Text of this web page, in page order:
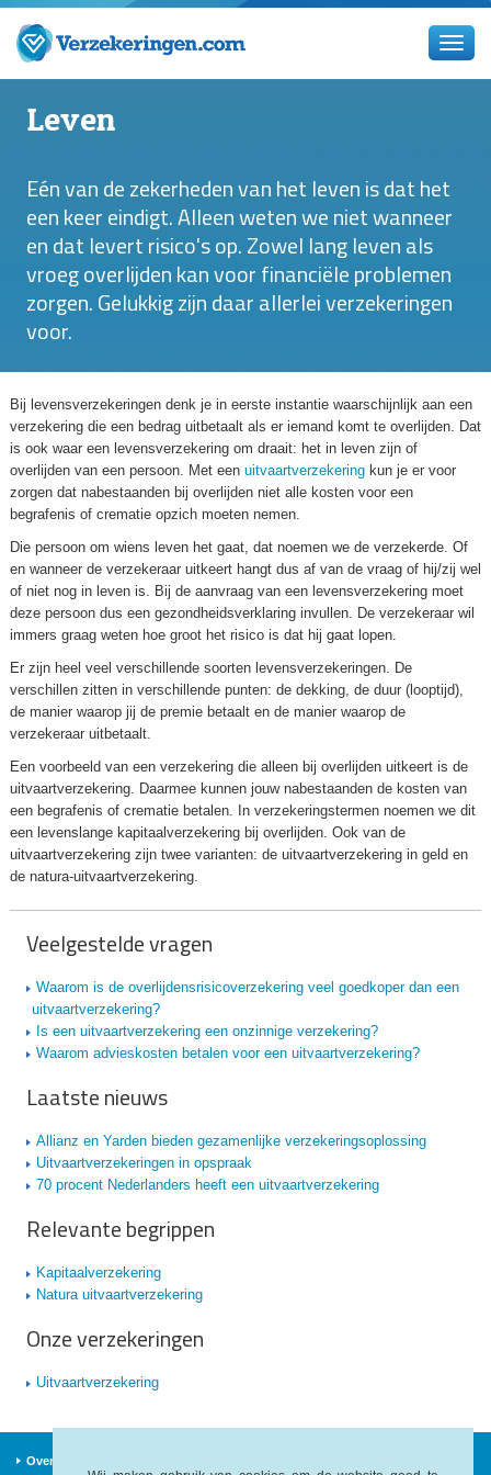
Leven
Eén van de zekerheden van het leven is dat het
een keer eindigt. Alleen weten we niet wanneer
en dat levert risico's op. Zowel lang leven als
vroeg overlijden kan voor financiële problemen
zorgen. Gelukkig zijn daar allerlei verzekeringen
voor.
Bij levensverzekeringen denk je in eerste instantie waarschijnlijk aan een
verzekering die een bedrag uitbetaalt als er iemand komt te overlijden. Dat
is ook waar een levensverzekering om draait: het in leven zijn of
overlijden van een persoon. Met een uitvaartverzekering kun je er voor
zorgen dat nabestaanden bij overlijden niet alle kosten voor een
begrafenis of crematie opzich moeten nemen.
Die persoon om wiens leven het gaat, dat noemen we de verzekerde. Of
en wanneer de verzekeraar uitkeert hangt dus af van de vraag of hij/zij wel
of niet nog in leven is. Bij de aanvraag van een levensverzekering moet
deze persoon dus een gezondheidsverklaring invullen. De verzekeraar wil
immers graag weten hoe groot het risico is dat hij gaat lopen.
Er zijn heel veel verschillende soorten levensverzekeringen. De
verschillen zitten in verschillende punten: de dekking, de duur (looptijd),
de manier waarop jij de premie betaalt en de manier waarop de
verzekeraar uitbetaalt.
Een voorbeeld van een verzekering die alleen bij overlijden uitkeert is de
uitvaartverzekering. Daarmee kunnen jouw nabestaanden de kosten van
een begrafenis of crematie betalen. In verzekeringstermen noemen we dit
een levenslange kapitaalverzekering bij overlijden. Ook van de
uitvaartverzekering zijn twee varianten: de uitvaartverzekering in geld en
de natura-uitvaartverzekering.
Veelgestelde vragen
Waarom is de overlijdensrisicoverzekering veel goedkoper dan een
uitvaartverzekering?
Is een uitvaartverzekering een onzinnige verzekering?
Waarom advieskosten betalen voor een uitvaartverzekering?
Laatste nieuws
Allianz en Yarden bieden gezamenlijke verzekeringsoplossing
Uitvaartverzekeringen in opspraak
70 procent Nederlanders heeft een uitvaartverzekering
Relevante begrippen
Kapitaalverzekering
Natura uitvaartverzekering
Onze verzekeringen
Uitvaartverzekering
Over ons